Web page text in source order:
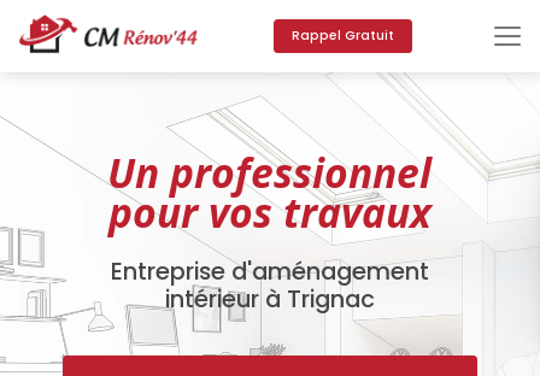
au
contenu
principal
Rappel Gratuit
Un professionnel
pour vos travaux
Entreprise d'aménagement
intérieur à Trignac